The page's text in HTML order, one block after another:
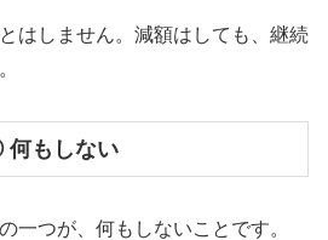
はしません。減額はしても、継続
何もしない
一つが、何もしないことです。